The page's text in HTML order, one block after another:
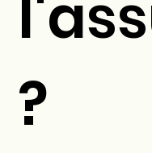
?